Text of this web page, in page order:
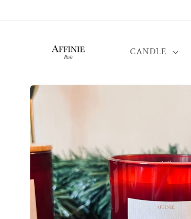
CANDLE
Skip to